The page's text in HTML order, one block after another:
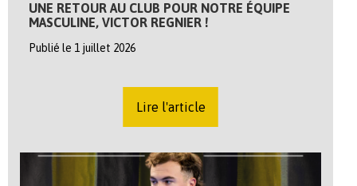
UNE RETOUR AU CLUB POUR NOTRE ÉQUIPE
MASCULINE, VICTOR REGNIER !
Publié le 1 juillet 2026
Lire l'article